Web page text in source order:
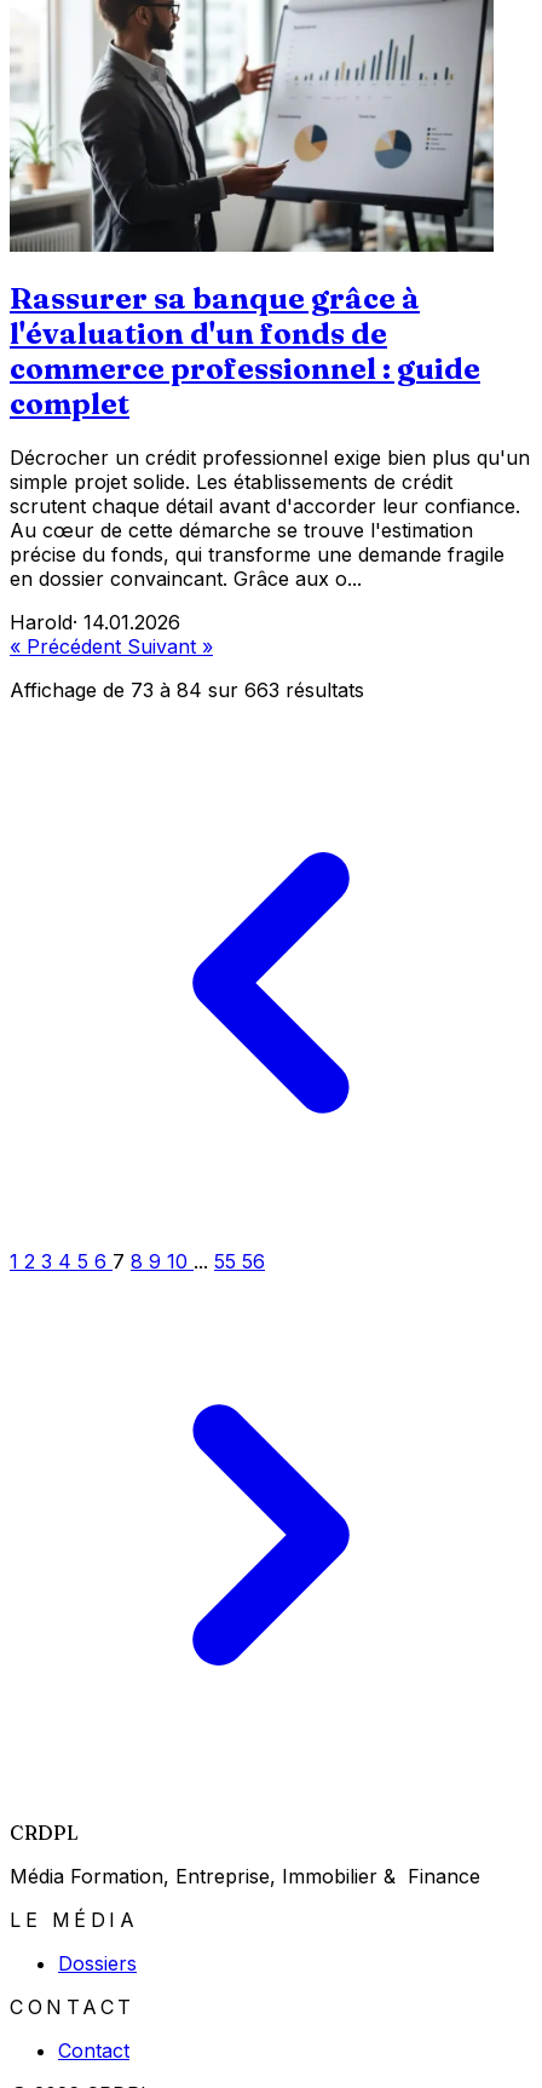
Rassurer sa banque grâce à
l'évaluation d'un fonds de
commerce professionnel : guide
complet
Décrocher un crédit professionnel exige bien plus qu'un
simple projet solide. Les établissements de crédit
scrutent chaque détail avant d'accorder leur confiance.
Au cœur de cette démarche se trouve l'estimation
précise du fonds, qui transforme une demande fragile
en dossier convaincant. Grâce aux o...
Harold· 14.01.2026
« Précédent Suivant »
Affichage de 73 à 84 sur 663 résultats
1 2 3 4 5 6 7 8 9 10 ... 55 56
CRDPL
Média Formation, Entreprise, Immobilier & Finance
LE MÉDIA
Dossiers
CONTACT
Contact